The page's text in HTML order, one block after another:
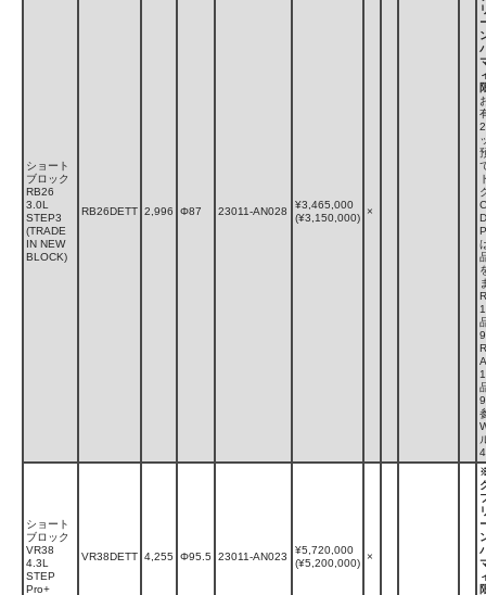
ショート
ブロック
RB26
3.0L
STEP3
(TRADE
IN NEW
BLOCK)
RB26DETT 2,996 Φ87 23011-AN028
¥3,465,000
(¥3,150,000)
×
ショート
ブロック
VR38
4.3L
STEP
Pro+
VR38DETT 4,255 Φ95.5 23011-AN023
¥5,720,000
(¥5,200,000)
×